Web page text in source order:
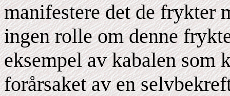
manifestere det de frykter
ingen rolle om denne
eksempel av kabalen som
forårsaket av en